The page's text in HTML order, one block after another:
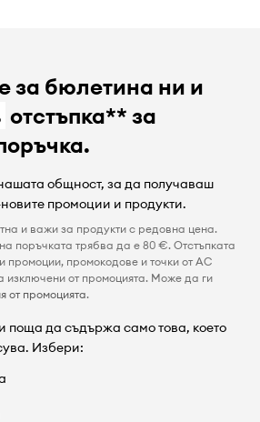
за бюлетина ни и
отстъпка** за
общност, за да получаваш
промоции и продукти.
и важи за продукти с редовна цена.
поръчката трябва да е 80 €. Отстъпката
промоции, промокодове и точки от AC
изключени от промоцията. Може да ги
от промоцията.
поща да съдържа само това, което
Избери: